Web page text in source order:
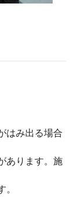
はみ出る場合
あります。施
。